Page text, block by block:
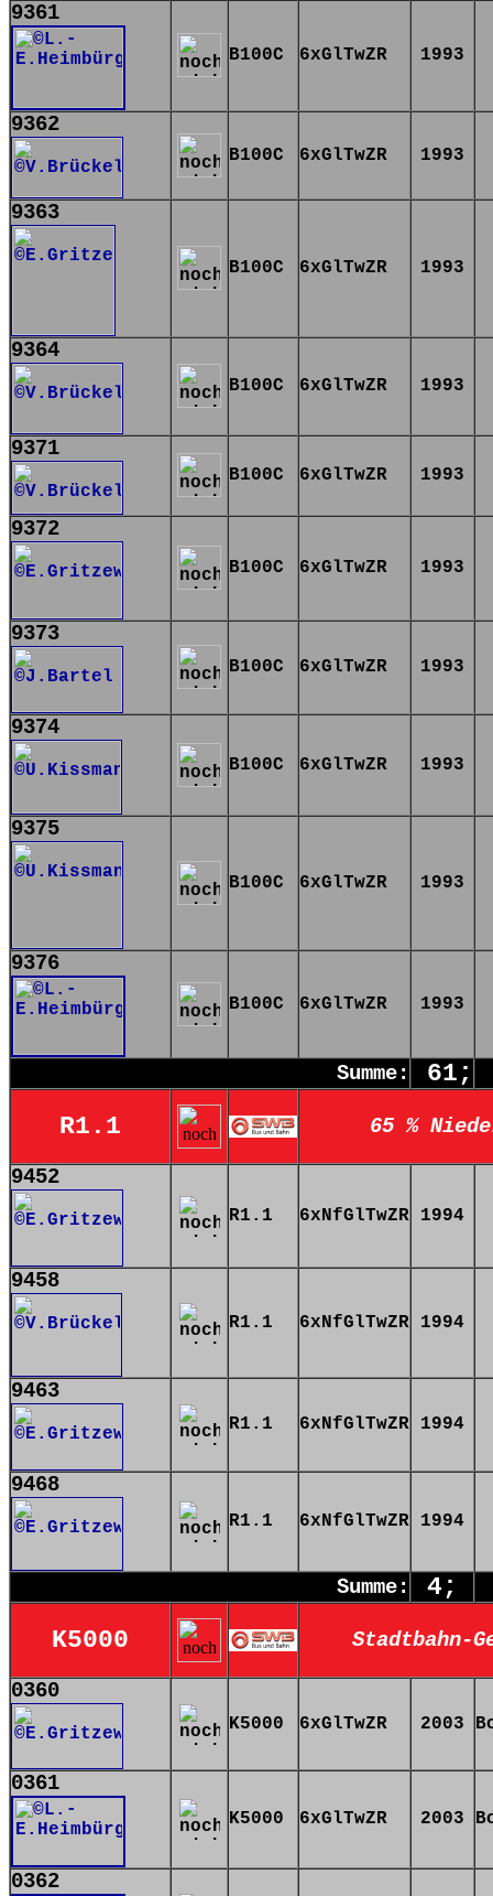
9361
B100C 6xGlTwZR 1993
9362
B100C 6xGlTwZR 1993
9363
B100C 6xGlTwZR 1993
9364
B100C 6xGlTwZR 1993
9371
B100C 6xGlTwZR 1993
9372
B100C 6xGlTwZR 1993
9373
B100C 6xGlTwZR 1993
9374
B100C 6xGlTwZR 1993
9375
B100C 6xGlTwZR 1993
9376
B100C 6xGlTwZR 1993
Summe:
61;
R1.1
65 %
9452
R1.1 6xNfGlTwZR 1994
9458
R1.1 6xNfGlTwZR 1994
9463
R1.1 6xNfGlTwZR 1994
9468
R1.1 6xNfGlTwZR 1994
Summe:
4;
K5000
Stadtbahn-
0360
K5000 6xGlTwZR 2003
0361
K5000 6xGlTwZR 2003
0362